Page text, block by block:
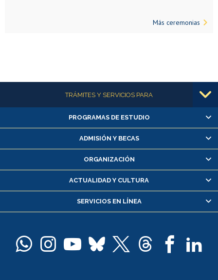
Más ceremonias
Más informaciónTRÁMITES Y SERVICIOS PARA
Alumnas/os y exalumnas/os
Matrícula en línea
Inscripción y cambio de asignaturas
Consulta y certificado de notas
Servicio médico y dental
Pago de arancel y crédito alumnos
Docentes
PROGRAMAS DE ESTUDIO
ADMISIÓN Y BECAS
ORGANIZACIÓN
ACTUALIDAD Y CULTURA
SERVICIOS EN LÍNEA